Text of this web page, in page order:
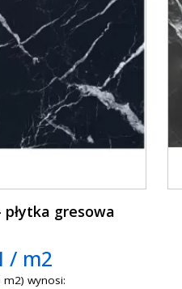
płytka gresowa
/ m2
m2) wynosi: